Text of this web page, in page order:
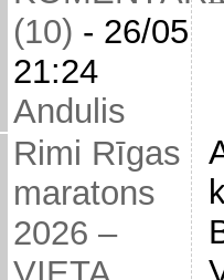
(10) - 26/05
21:24
Andulis
Rimi Rīgas
maratons
2026 –